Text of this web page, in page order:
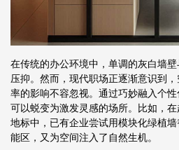
在传统的办公环境中，单调的灰白墙
压抑。然而，现代职场正逐渐意识到
率的影响不容忽视。通过巧妙融入个
可以蜕变为激发灵感的场所。比如，
地标中，已有企业尝试用模块化绿植
能区，又为空间注入了自然生机。